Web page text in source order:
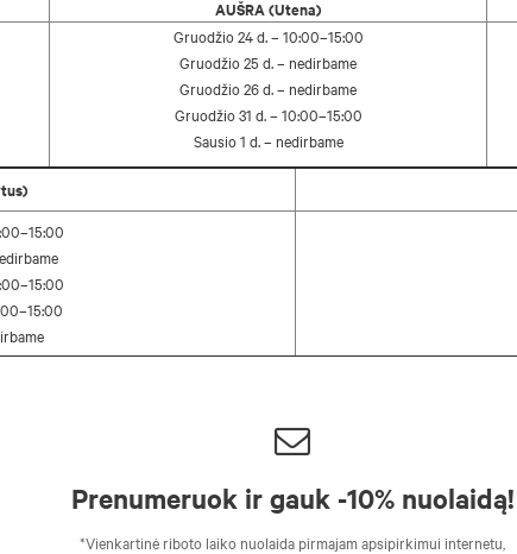
AUŠRA (Utena)
Gruodžio 24 d. – 10:00–15:00
Gruodžio 25 d. – nedirbame
Gruodžio 26 d. – nedirbame
Gruodžio 31 d. – 10:00–15:00
Sausio 1 d. – nedirbame
Prenumeruok ir gauk -10% nuolaidą!
*Vienkartinė riboto laiko nuolaida pirmajam apsipirkimui internetu,